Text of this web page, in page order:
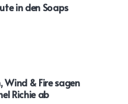
in den Soaps
Wind & Fire sagen
Richie ab